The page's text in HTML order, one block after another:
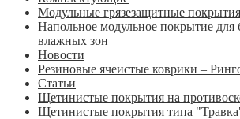
Модульные грязезащитные покрытия
Напольное модульное покрытие для
влажных зон
Новости
Резиновые ячеистые коврики –
Статьи
Щетинистые покрытия на
Щетинистые покрытия типа